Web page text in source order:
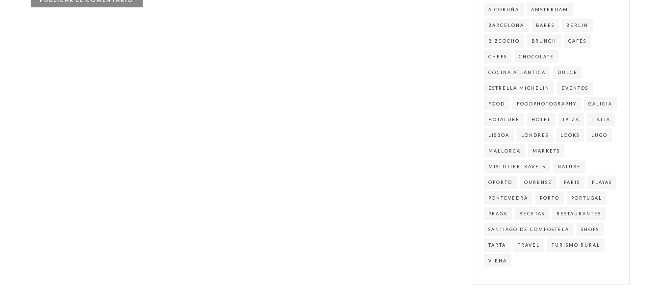
A CORUÑA AMSTERDAM
BARCELONA BARES BERLIN
BIZCOCHO BRUNCH CAFÉS
CHEFS CHOCOLATE
COCINA ATLÁNTICA DULCE
ESTRELLA MICHELIN EVENTOS
FOOD FOODPHOTOGRAPHY GALICIA
HOJALDRE HOTEL IBIZA ITALIA
LISBOA LONDRES LOOKS LUGO
MALLORCA MARKETS
MISLUTIERTRAVELS NATURE
OPORTO OURENSE PARIS PLAYAS
PONTEVEDRA PORTO PORTUGAL
PRAGA RECETAS RESTAURANTES
SANTIAGO DE COMPOSTELA SHOPS
TARTA TRAVEL TURISMO RURAL
VIENA